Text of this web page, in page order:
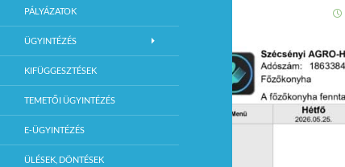
PÁLYÁZATOK
ÜGYINTÉZÉS
KIFÜGGESZTÉSEK
TEMETŐI ÜGYINTÉZÉS
E-ÜGYINTÉZÉS
ÜLÉSEK, DÖNTÉSEK